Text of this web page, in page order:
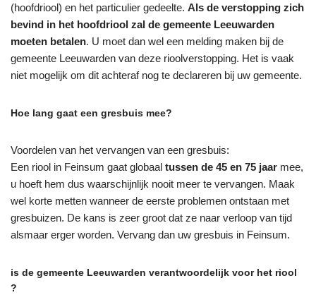
(hoofdriool) en het particulier gedeelte. Als de verstopping zich
bevind in het hoofdriool zal de gemeente Leeuwarden
moeten betalen. U moet dan wel een melding maken bij de
gemeente Leeuwarden van deze rioolverstopping. Het is vaak
niet mogelijk om dit achteraf nog te declareren bij uw gemeente.
Hoe lang gaat een gresbuis mee?
Voordelen van het vervangen van een gresbuis:
Een riool in Feinsum gaat globaal tussen de 45 en 75 jaar mee,
u hoeft hem dus waarschijnlijk nooit meer te vervangen. Maak
wel korte metten wanneer de eerste problemen ontstaan met
gresbuizen. De kans is zeer groot dat ze naar verloop van tijd
alsmaar erger worden. Vervang dan uw gresbuis in Feinsum.
is de gemeente Leeuwarden verantwoordelijk voor het riool
?